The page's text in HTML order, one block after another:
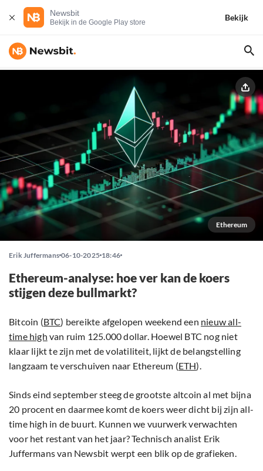
Newsbit
Bekijk in de Google Play store
Bekijk
Ethereum
Erik Juffermans 06-10-2025 18:46
Ethereum-analyse: hoe ver kan de koers
stijgen deze bullmarkt?
Bitcoin (BTC) bereikte afgelopen weekend een nieuw all-
time high van ruim 125.000 dollar. Hoewel BTC nog niet
klaar lijkt te zijn met de volatiliteit, lijkt de belangstelling
langzaam te verschuiven naar Ethereum (ETH).
Sinds eind september steeg de grootste altcoin al met bijna
20 procent en daarmee komt de koers weer dicht bij zijn all-
time high in de buurt. Kunnen we vuurwerk verwachten
voor het restant van het jaar? Technisch analist Erik
Juffermans van Newsbit werpt een blik op de grafieken.